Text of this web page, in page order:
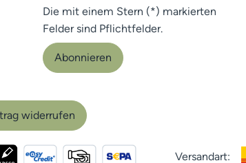
Die mit einem Stern (*) markierten
Felder sind Pflichtfelder.
Abonnieren
widerrufen
Versandart: